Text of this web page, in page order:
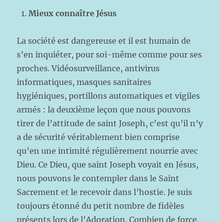
Mieux connaître Jésus
La société est dangereuse et il est humain de
s’en inquiéter, pour soi-même comme pour ses
proches. Vidéosurveillance, antivirus
informatiques, masques sanitaires
hygiéniques, portillons automatiques et vigiles
armés : la deuxième leçon que nous pouvons
tirer de l’attitude de saint Joseph, c’est qu’il n’y
a de sécurité véritablement bien comprise
qu’en une intimité régulièrement nourrie avec
Dieu. Ce Dieu, que saint Joseph voyait en Jésus,
nous pouvons le contempler dans le Saint
Sacrement et le recevoir dans l’hostie. Je suis
toujours étonné du petit nombre de fidèles
présents lors de l’Adoration. Combien de force,